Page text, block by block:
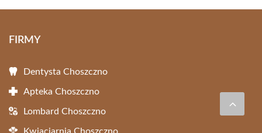
FIRMY
Dentysta Choszczno
Apteka Choszczno
Lombard Choszczno
Kwiaciarnia Choszczno